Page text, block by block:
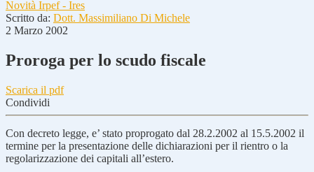
Novità Irpef - Ires
Scritto da: Dott. Massimiliano Di Michele
2 Marzo 2002
Proroga per lo scudo fiscale
Scarica il pdf
Condividi
Con decreto legge, e’ stato proprogato dal 28.2.2002 al 15.5.2002 il
termine per la presentazione delle dichiarazioni per il rientro o la
regolarizzazione dei capitali all’estero.